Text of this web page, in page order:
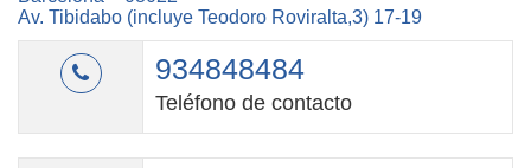
Av. Tibidabo (incluye Teodoro Roviralta,3) 17-19
934848484
Teléfono de contacto